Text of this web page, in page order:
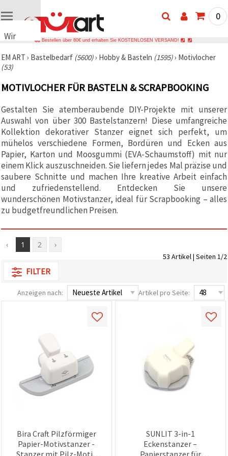
Wir
Cookies
🍪 Wir
Cookies
ähnliche
Technologien,
um das
ordnungsgemäße
Funktionieren
der Website
sicherzustellen,
Ihr
Nutzungserlebnis
zu
verbessern
und, mit
Ihrer
Einwilligung,
Datenverkehr
analysieren
sowie
Inhalte und
Werbung
auch mit
Unterstützung
akzeptieren,
ablehnen
oder Ihre
festlegen.
Einwilligung
0
Bestellen über 80€ und erhalten Sie KOSTENLOSEN VERSAND!
EM ART › Bastelbedarf (5600)› Hobby & Basteln (1595)› Motivlocher
(53)
MOTIVLOCHER FÜR BASTELN & SCRAPBOOKING
Gestalten Sie atemberaubende DIY-Projekte mit unserer
Auswahl von über 300 Bastelstanzern! Diese umfangreiche
Kollektion dekorativer Stanzer eignet sich perfekt, um
mühelos verschiedene Formen, Bordüren und Ecken aus
Papier, Karton und Moosgummi (EVA-Schaumstoff) mit nur
einem Klick auszuschneiden. Sie liefern jedes Mal präzise und
saubere Schnitte und machen Ihre kreative Arbeit einfach
und zufriedenstellend. Entdecken Sie unsere
wunderschönen Motivstanzer, ideal für Scrapbooking – alles
zu budgetfreundlichen Preisen.
‹ 1 2 ›
53 Artikel | Seiten 1/2
FILTER
Anzeigen nach: Artikel pro Seite:
Bira Craft Pilzförmiger
Papier-Motivstanzer -
Stanzer mit Pilz-Motiv
SUNLIT 3-in-1
Eckenstanzer –
Papierstanzer für